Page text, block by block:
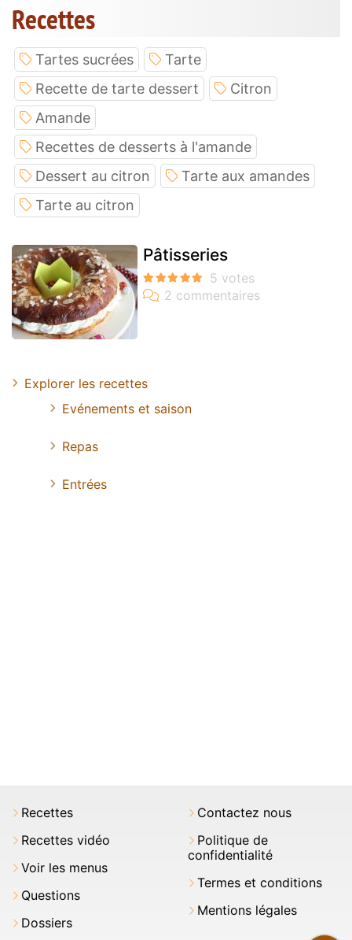
Recettes
Tartes sucrées
Tarte
Recette de tarte dessert
Citron
Amande
Recettes de desserts à l'amande
Dessert au citron
Tarte aux amandes
Tarte au citron
Pâtisseries
Explorer les recettes
Evénements et saison
Repas
Entrées
Recettes
Recettes vidéo
Voir les menus
Questions
Dossiers
Contactez nous
Politique de
confidentialité
Termes et conditions
Mentions légales